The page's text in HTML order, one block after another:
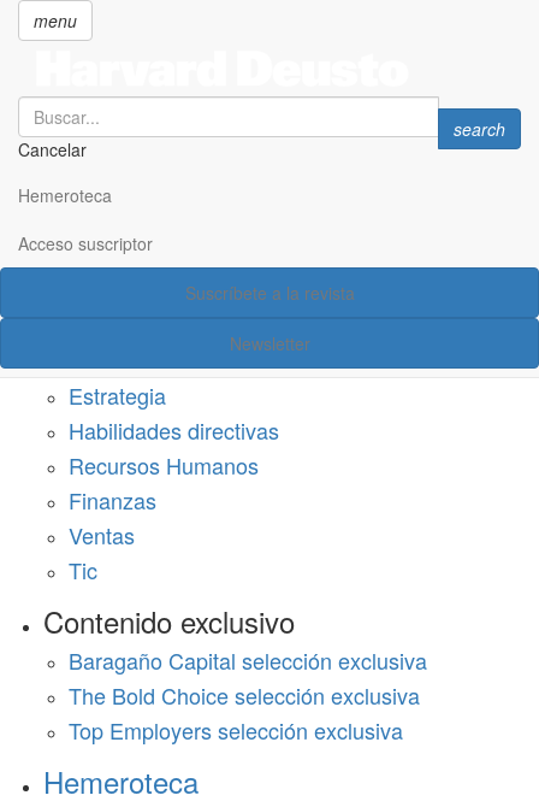
principal
menu
Search
Cancelar
Search
search
Hemeroteca
Acceso suscriptor
Suscríbete a la revista
Newsletter
Acceso suscriptor
Estrategia
Habilidades directivas
Recursos Humanos
Finanzas
Ventas
Tic
Contenido exclusivo
Baragaño Capital selección exclusiva
The Bold Choice selección exclusiva
Top Employers selección exclusiva
Hemeroteca